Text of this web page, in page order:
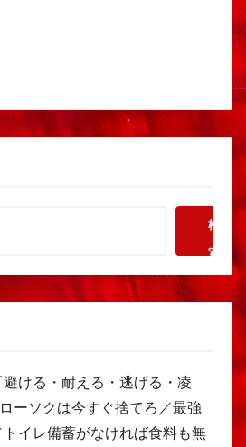
検
索
避ける・耐える・逃げる・凌
ーソクは今すぐ捨てろ／最強
イレ備蓄がなければ食料も無